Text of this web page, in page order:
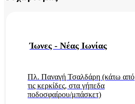
Ίωνες - Νέας Ιωνίας
Πλ. Παναγή Τσαλδάρη (κάτω από
τις κερκίδες, στα γήπεδα
ποδοσφαίρου/μπάσκετ)